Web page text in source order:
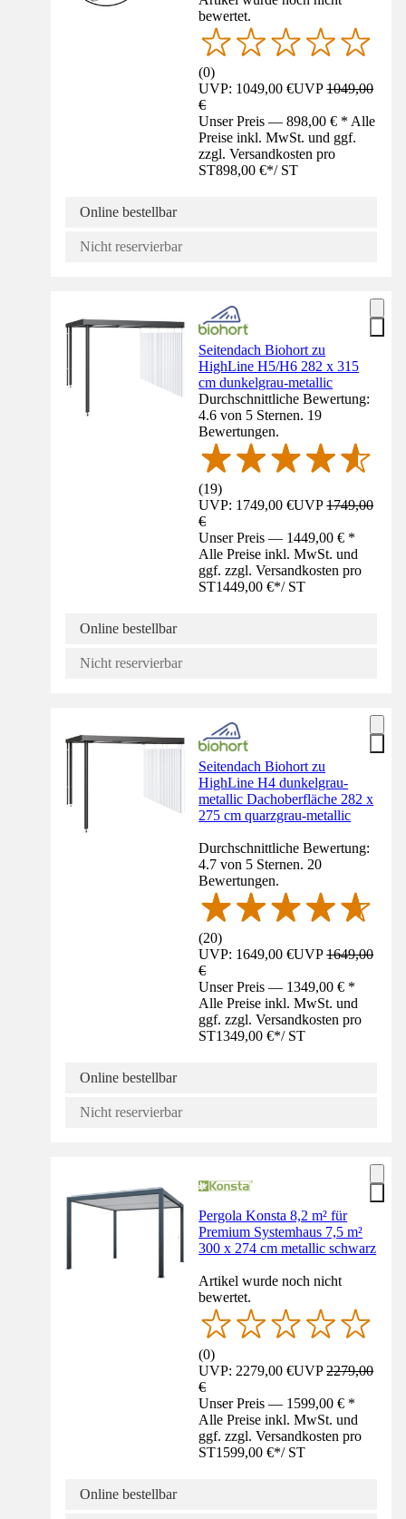
bewertet.
(0)
UVP: 1049,00 €UVP1049,00
€
Unser Preis — 898,00 € * Alle
Preise inkl. MwSt. und ggf.
zzgl. Versandkosten pro
ST898,00 €*/ ST
Online bestellbar
Nicht reservierbar
Seitendach Biohort zu
HighLine H5/H6 282 x 315
cm dunkelgrau-metallic
Durchschnittliche Bewertung:
4.6 von 5 Sternen. 19
Bewertungen.
(19)
UVP: 1749,00 €UVP1749,00
€
Unser Preis — 1449,00 € *
Alle Preise inkl. MwSt. und
ggf. zzgl. Versandkosten pro
ST1449,00 €*/ ST
Online bestellbar
Nicht reservierbar
Seitendach Biohort zu
HighLine H4 dunkelgrau-
metallic Dachoberfläche 282 x
275 cm quarzgrau-metallic
Durchschnittliche Bewertung:
4.7 von 5 Sternen. 20
Bewertungen.
(20)
UVP: 1649,00 €UVP1649,00
€
Unser Preis — 1349,00 € *
Alle Preise inkl. MwSt. und
ggf. zzgl. Versandkosten pro
ST1349,00 €*/ ST
Online bestellbar
Nicht reservierbar
Pergola Konsta 8,2 m² für
Premium Systemhaus 7,5 m²
300 x 274 cm metallic schwarz
Artikel wurde noch nicht
bewertet.
(0)
UVP: 2279,00 €UVP2279,00
€
Unser Preis — 1599,00 € *
Alle Preise inkl. MwSt. und
ggf. zzgl. Versandkosten pro
ST1599,00 €*/ ST
Online bestellbar